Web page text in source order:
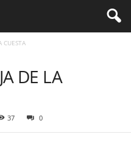
CUESTA
DE LA
37 0